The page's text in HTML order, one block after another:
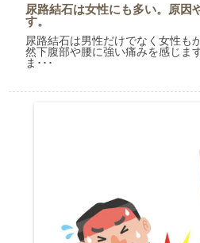
尿路結石は女性にも多い。原因
す。
尿路結石は男性だけでなく女性も
然下腹部や腰に強い痛みを感じま
ま･･･